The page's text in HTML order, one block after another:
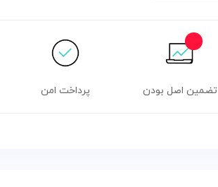
تضمین اصل بودن پرداخت امن